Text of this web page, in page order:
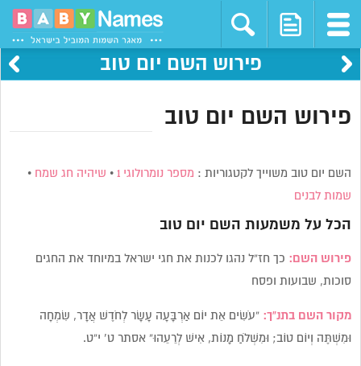
פירוש השם יום טוב
פירוש השם יום טוב
השם יום טוב משוייך לקטגוריות : מספר נומרולוגי 1 • שיהיה חג שמח •
שמות לבנים
הכל על משמעות השם יום טוב
פירוש השם: כך חז”ל נהגו לכנות את חגי ישראל במיוחד את החגים
סוכות, שבועות ופסח
מקור השם בתנ”ך: “עֹשִׂים אֵת יוֹם אַרְבָּעָה עָשָׂר לְחֹדֶשׁ אֲדָר, שִׂמְחָה
וּמִשְׁתֶּה וְיוֹם טוֹב; וּמִשְׁלֹחַ מָנוֹת, אִישׁ לְרֵעֵהוּ” אסתר ט’ י”ט.